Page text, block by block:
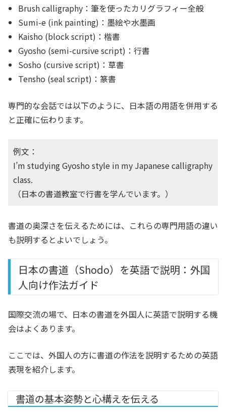
Brush calligraphy：筆を使ったカリグラフィー全般
Sumi-e (ink painting)：墨絵や水墨画
Kaisho (block script)：楷書
Gyosho (semi-cursive script)：行書
Sosho (cursive script)：草書
Tensho (seal script)：篆書
専門的な会話では以下のように、日本語の用語を併用する
と正確に伝わります。
例文：
I’m studying Gyosho style in my Japanese calligraphy
class.
（日本の書道教室で行書を学んでいます。）
書道の奥深さを伝えるためには、これらの専門用語の違い
も説明するとよいでしょう。
日本の書道（Shodo）を英語で説明：外国
人向け作法ガイド
国際交流の場で、日本の書道を外国人に英語で説明する機
会はよくあります。
ここでは、外国人の方に書道の作法を説明するための英語
表現を紹介します。
書道の基本姿勢と心構えを伝える